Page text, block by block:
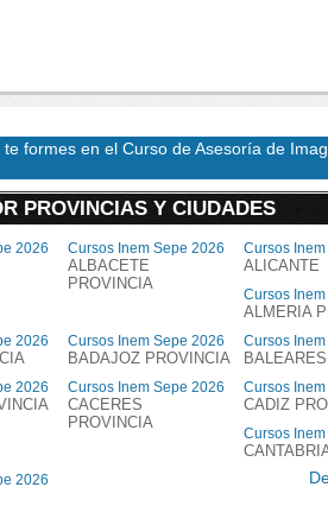
formes en el Curso de Asesoría de
PROVINCIAS Y CIUDADES
2026 Cursos Inem Sepe 2026
ALBACETE
PROVINCIA
Cursos
ALICANTE
Cursos
ALMERIA
2026 Cursos Inem Sepe 2026
BADAJOZ PROVINCIA
Cursos
BALEARES
2026 Cursos Inem Sepe 2026
CACERES
PROVINCIA
Cursos
CADIZ
Cursos
2026